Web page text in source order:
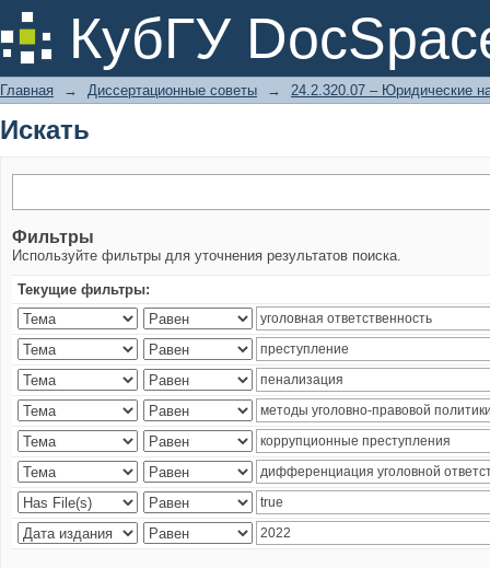
КубГУ
Искать
Главная → Диссертационные советы → 24.2.320.07 – Юридические
Искать
Фильтры
Используйте фильтры для уточнения результатов поиска.
Текущие фильтры: